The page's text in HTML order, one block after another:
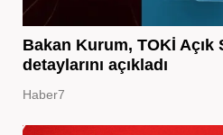
Bakan Kurum, TOKİ Açık
detaylarını açıkladı
Haber7